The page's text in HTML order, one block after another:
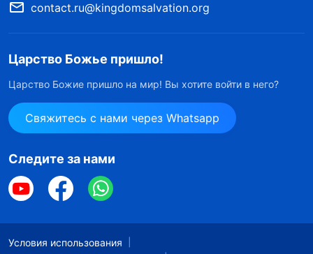
contact.ru@kingdomsalvation.org
Царство Божье пришло!
Царство Божие пришло на мир! Вы хотите войти в него?
Свяжитесь с нами через Whatsapp
Следите за нами
Условия использования